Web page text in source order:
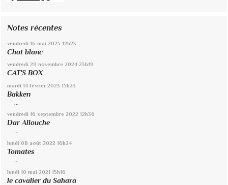
Notes récentes
vendredi 16 mai 2025 12h23
Chat blanc
vendredi 29 novembre 2024 23h19
CAT'S BOX
mardi 14 février 2023 15h23
Bakken
vendredi 16 septembre 2022 12h36
Dar Allouche
...
lundi 08 août 2022 16h24
Tomates
...
lundi 10 mai 2021 15h16
le cavalier du Sahara